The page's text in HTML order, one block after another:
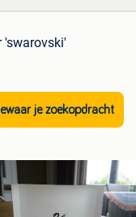
'swarovski'
je zoekopdracht